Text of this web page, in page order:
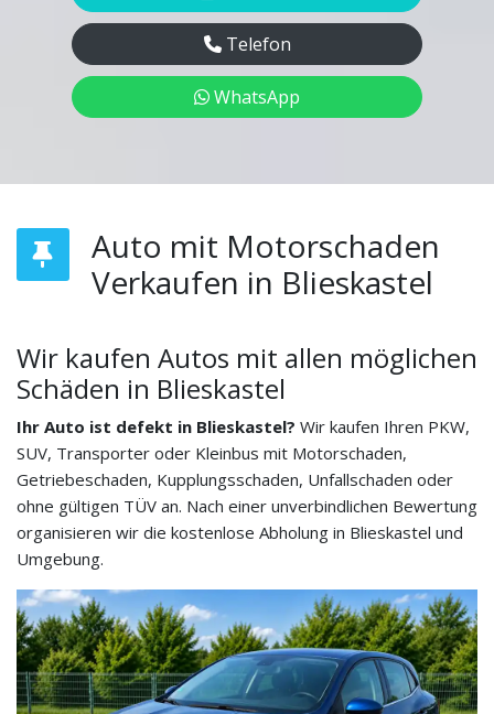
Telefon
WhatsApp
Auto mit Motorschaden
Verkaufen in Blieskastel
Wir kaufen Autos mit allen möglichen
Schäden in Blieskastel
Ihr Auto ist defekt in Blieskastel? Wir kaufen Ihren PKW,
SUV, Transporter oder Kleinbus mit Motorschaden,
Getriebeschaden, Kupplungsschaden, Unfallschaden oder
ohne gültigen TÜV an. Nach einer unverbindlichen Bewertung
organisieren wir die kostenlose Abholung in Blieskastel und
Umgebung.